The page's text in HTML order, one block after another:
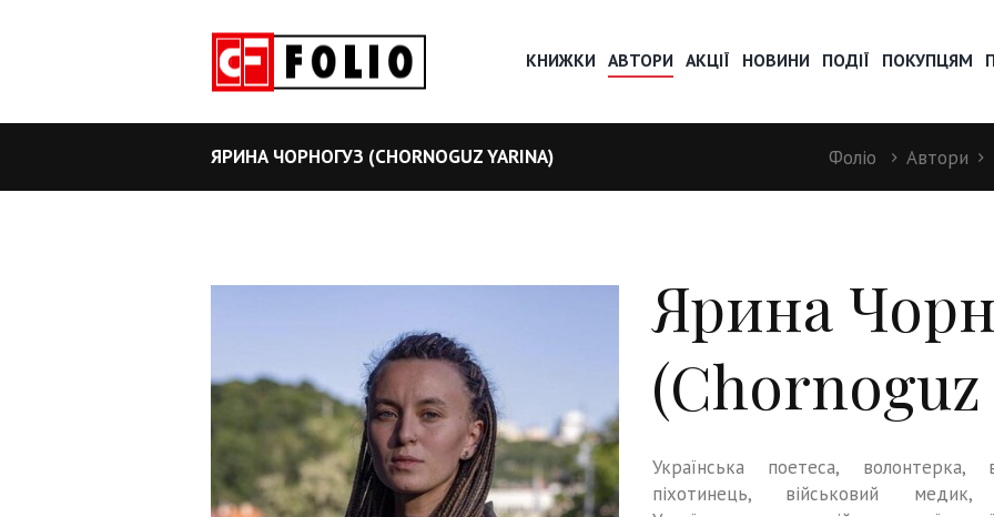
КНИЖКИ АВТОРИ АКЦІЇ НОВИНИ ПОДІЇ ПОКУПЦЯМ
ЯРИНА ЧОРНОГУЗ (CHORNOGUZ YARINA) Фоліо Автори
Ярина
(Chornoguz
Українська поетеса, волонтерка,
піхотинець, військовий